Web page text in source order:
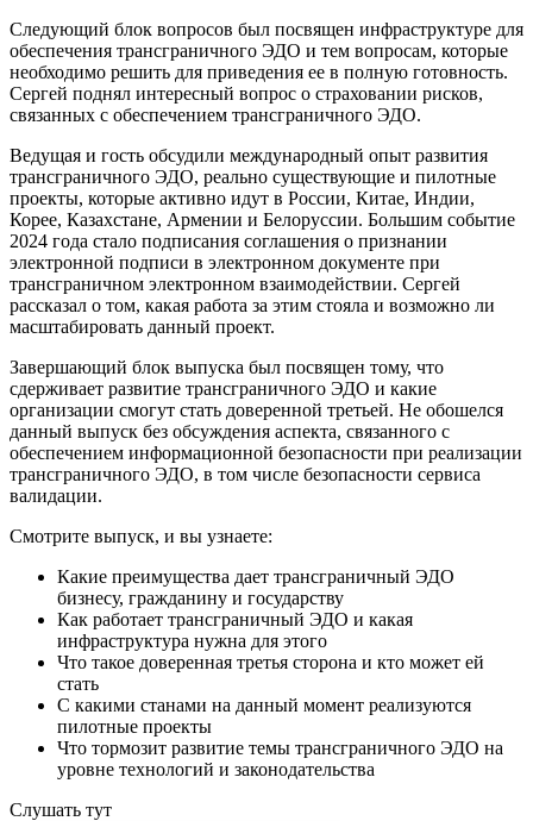
Следующий блок вопросов был посвящен инфраструктуре для
обеспечения трансграничного ЭДО и тем вопросам, которые
необходимо решить для приведения ее в полную готовность.
Сергей поднял интересный вопрос о страховании рисков,
связанных с обеспечением трансграничного ЭДО.
Ведущая и гость обсудили международный опыт развития
трансграничного ЭДО, реально существующие и пилотные
проекты, которые активно идут в России, Китае, Индии,
Корее, Казахстане, Армении и Белоруссии. Большим событие
2024 года стало подписания соглашения о признании
электронной подписи в электронном документе при
трансграничном электронном взаимодействии. Сергей
рассказал о том, какая работа за этим стояла и возможно ли
масштабировать данный проект.
Завершающий блок выпуска был посвящен тому, что
сдерживает развитие трансграничного ЭДО и какие
организации смогут стать доверенной третьей. Не обошелся
данный выпуск без обсуждения аспекта, связанного с
обеспечением информационной безопасности при реализации
трансграничного ЭДО, в том числе безопасности сервиса
валидации.
Смотрите выпуск, и вы узнаете:
Какие преимущества дает трансграничный ЭДО
бизнесу, гражданину и государству
Как работает трансграничный ЭДО и какая
инфраструктура нужна для этого
Что такое доверенная третья сторона и кто может ей
стать
С какими станами на данный момент реализуются
пилотные проекты
Что тормозит развитие темы трансграничного ЭДО на
уровне технологий и законодательства
Cлушать тут